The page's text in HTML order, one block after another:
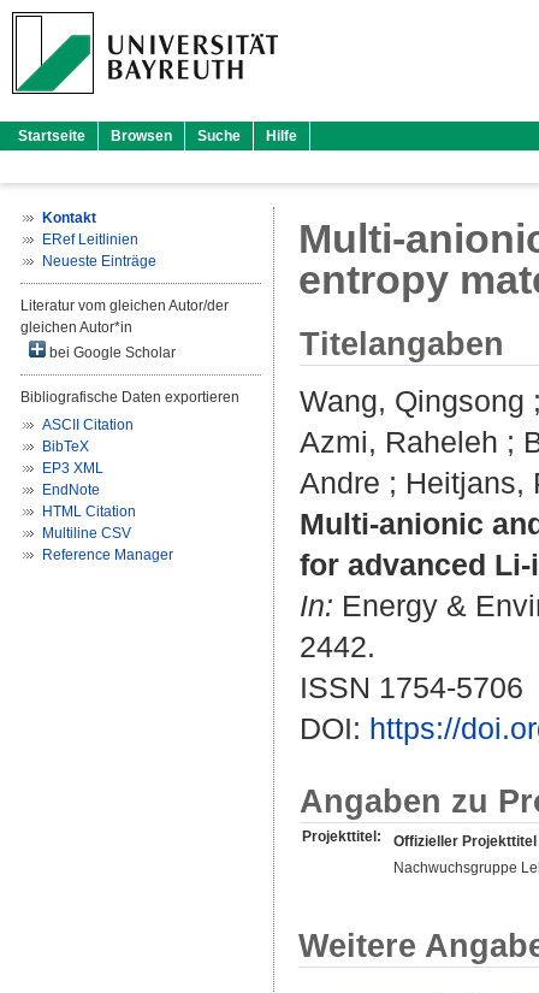
Startseite Browsen Suche Hilfe
Kontakt
ERef Leitlinien
Neueste Einträge
Literatur vom gleichen Autor/der
gleichen Autor*in
bei Google Scholar
Bibliografische Daten exportieren
ASCII Citation
BibTeX
EP3 XML
EndNote
HTML Citation
Multiline CSV
Reference Manager
Multi-
entropy
Titelangaben
Wang, Qingsong
Azmi, Raheleh ;
Andre ; Heitjans,
Multi-anionic
for advanced
In: Energy &
2442.
ISSN 1754-5706
DOI: https://
Angaben zu
Projekttitel:
Offizieller Projekttitel
Nachwuchsgruppe
Weitere